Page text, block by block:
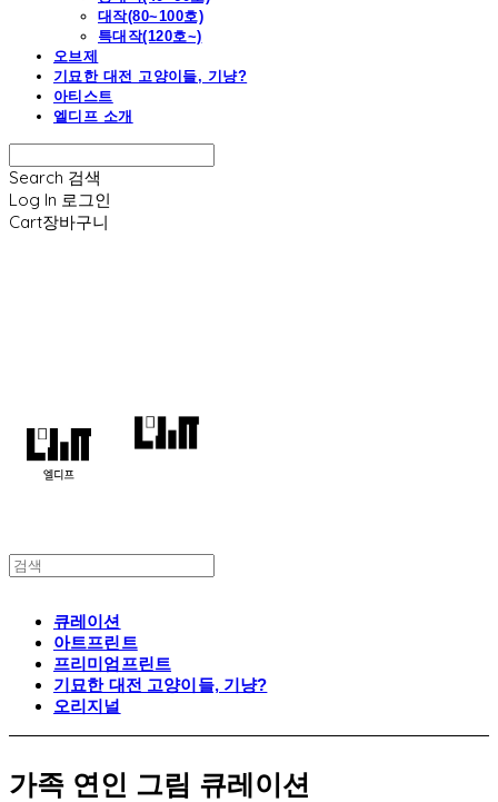
대작(80~100호)
특대작(120호~)
오브제
기묘한 대전 고양이들, 기냥?
아티스트
엘디프 소개
Search 검색
Log In 로그인
Cart장바구니
큐레이션
아트프린트
프리미엄프린트
기묘한 대전 고양이들, 기냥?
오리지널
가족 연인 그림 큐레이션